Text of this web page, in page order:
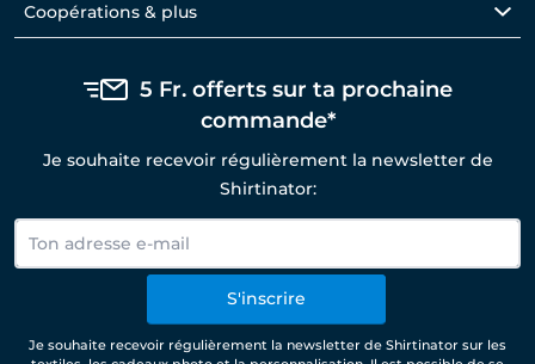
Coopérations & plus
5 Fr. offerts sur ta prochaine
commande*
Je souhaite recevoir régulièrement la newsletter de
Shirtinator:
S'inscrire
Je souhaite recevoir régulièrement la newsletter de Shirtinator sur les